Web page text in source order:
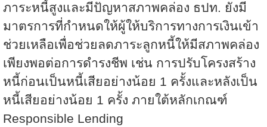
ภาระหนี้สูงและมีปัญหาสภาพคล่อง ธปท. ยังมี
มาตรการที่กำหนดให้ผู้ให้บริการทางการเงินเข้า
ช่วยเหลือเพื่อช่วยลดภาระลูกหนี้ให้มีสภาพคล่อง
เพียงพอต่อการดำรงชีพ เช่น การปรับโครงสร้าง
หนี้ก่อนเป็นหนี้เสียอย่างน้อย 1 ครั้งและหลังเป็น
หนี้เสียอย่างน้อย 1 ครั้ง ภายใต้หลักเกณฑ์
Responsible Lending